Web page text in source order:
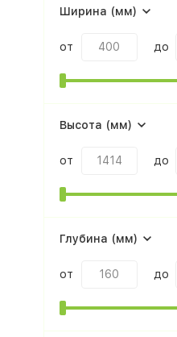
Ширина (мм)
от до
Высота (мм)
от до
Глубина (мм)
от до